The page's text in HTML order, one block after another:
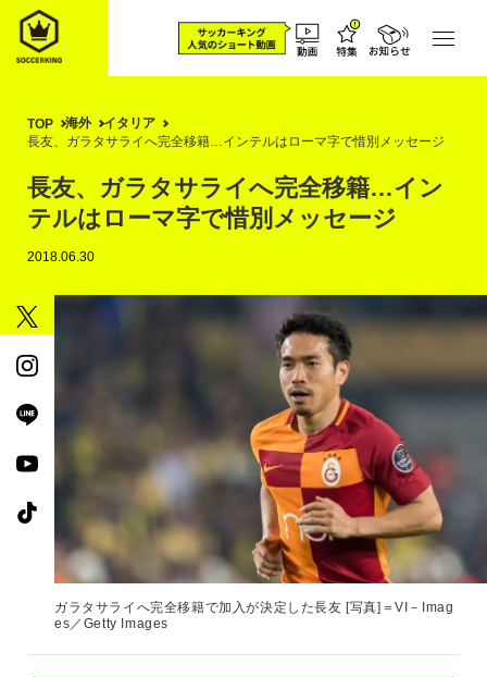
TOP 海外
イタリア
長友、ガラタサライへ完全移籍…インテルはローマ字で惜別メッセージ
長友、ガラタサライへ完全移籍…イン
テルはローマ字で惜別メッセージ
2018.06.30
ガラタサライへ完全移籍で加入が決定した長友 [写真]＝VI－Imag
es／Getty Images